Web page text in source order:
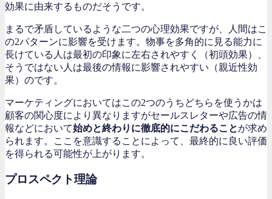
効果に由来するものだそうです。
まるで矛盾しているような二つの心理効果ですが、人間はこ
の2パターンに影響を受けます。物事を多角的に見る能力に
長けている人は最初の印象に左右されやすく（初頭効果）、
そうではない人は最後の情報に影響されやすい（親近性効
果）のです。
マーケティングにおいてはこの2つのうちどちらを使うかは
顧客の関心度により異なりますがセールスレターや広告の情
報などにおいて始めと終わりに徹底的にこだわることが求め
られます。ここを意識することによって、最終的に良い評価
を得られる可能性が上がります。
プロスペクト理論